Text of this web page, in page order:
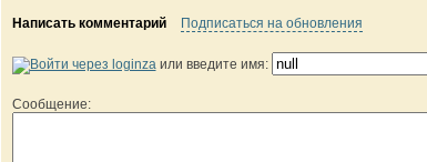
Написать комментарий Подписаться на обновления
или введите имя:
Сообщение: